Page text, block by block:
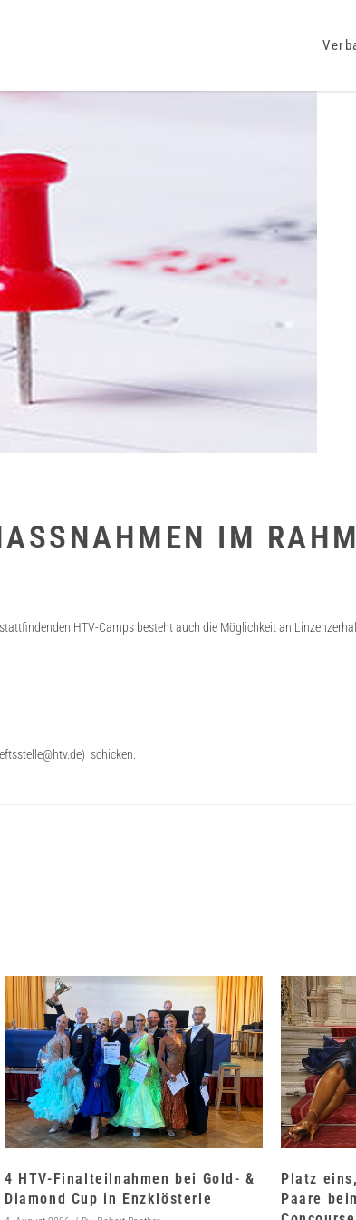
IM
HTV-Camps besteht auch die Möglichkeit an
schicken.
4 HTV-Finalteilnahmen bei Gold- &
Diamond Cup in Enzklösterle
Platz
Paare